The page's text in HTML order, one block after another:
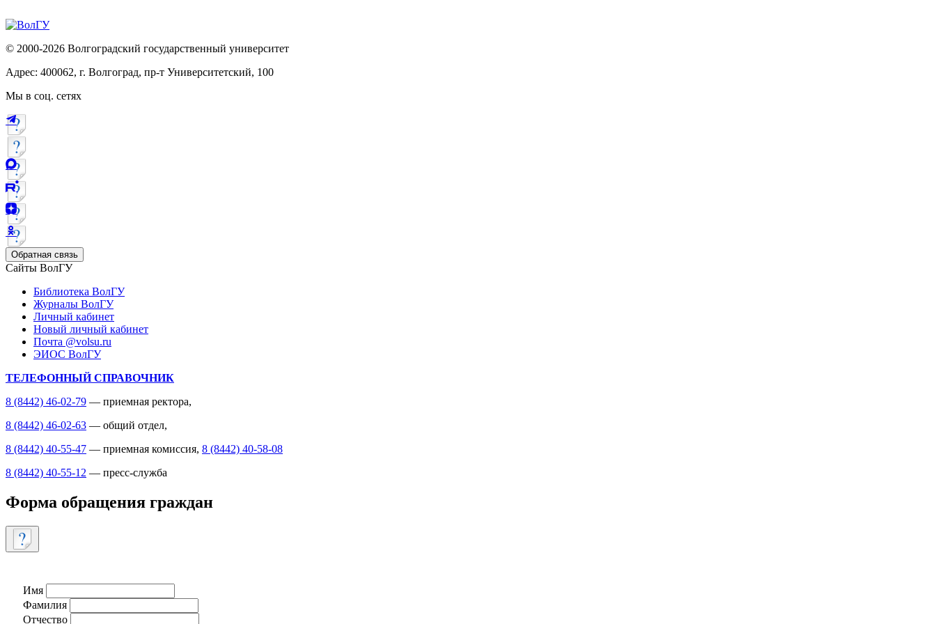
© 2000-2026 Волгоградский государственный университет
Адрес: 400062, г. Волгоград, пр-т Университетский, 100
Мы в соц. сетях
Обратная связь
Сайты ВолГУ
Библиотека ВолГУ
Журналы ВолГУ
Личный кабинет
Новый личный кабинет
Почта @volsu.ru
ЭИОС ВолГУ
ТЕЛЕФОННЫЙ СПРАВОЧНИК
8 (8442) 46-02-79 — приемная ректора,
8 (8442) 46-02-63 — общий отдел,
8 (8442) 40-55-47 — приемная комиссия, 8 (8442) 40-58-08
8 (8442) 40-55-12 — пресс-служба
Форма обращения граждан
Имя
Фамилия
Отчество